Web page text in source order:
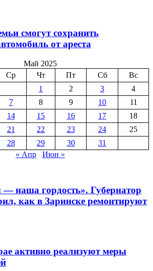
смогут сохранить
от ареста
Май 2025
Ср Чт Пт Сб
Вс
1
2 3
4
7 8 9 10
11
14 15 16 17
18
21 22 23 24
25
28 29 30
31
« Апр
Июн »
— наша гордость». Губернатор
как в Заринске ремонтируют
активно реализуют меры